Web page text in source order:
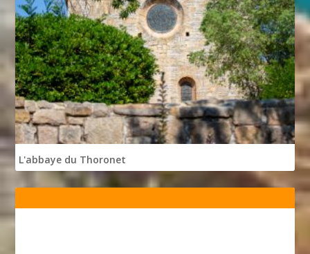
L'abbaye du Thoronet